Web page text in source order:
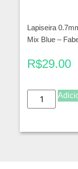
Lapiseira
Mix Blue –
R$29.00